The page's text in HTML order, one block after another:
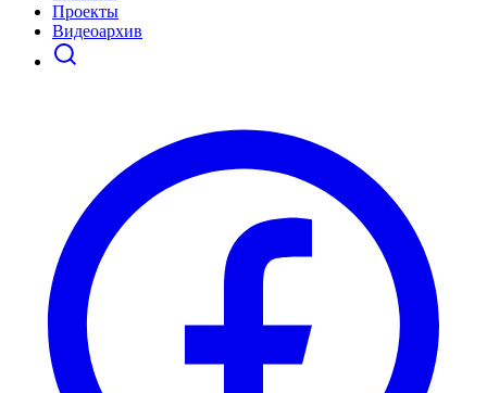
Проекты
Видеоархив